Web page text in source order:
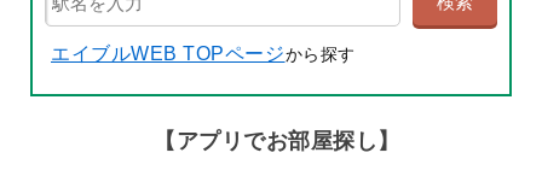
エイブルWEB TOPページから探す
【アプリでお部屋探し】